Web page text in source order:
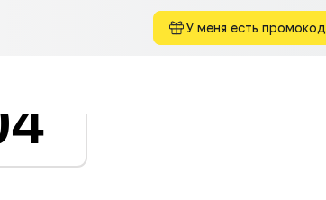
У меня есть промокод